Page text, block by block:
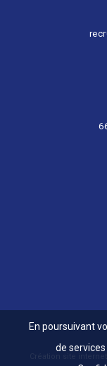
En poursuivant
de